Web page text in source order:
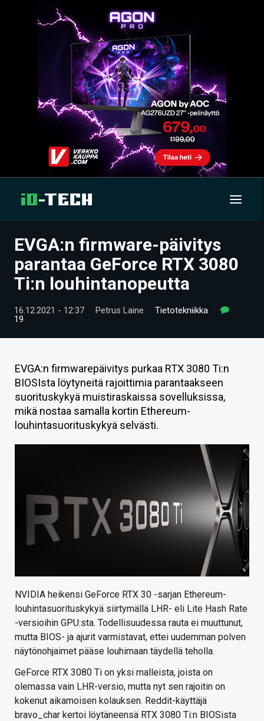
UUTISET
ARTIKKELIT
VIDEOT
HINTA.FI
KAUPPA
VAIHDA TEEMA
EVGA:n firmware-päivitys
parantaa GeForce RTX 3080
Ti:n louhintanopeutta
16.12.2021 - 12:37 Petrus Laine
Tietotekniikka
19
EVGA:n firmwarepäivitys purkaa RTX 3080 Ti:n
BIOSIsta löytyneitä rajoittimia parantaakseen
suorituskykyä muistiraskaissa sovelluksissa,
mikä nostaa samalla kortin Ethereum-
louhintasuorituskykyä selvästi.
NVIDIA heikensi GeForce RTX 30 -sarjan Ethereum-
louhintasuorituskykyä siirtymällä LHR- eli Lite Hash Rate
-versioihin GPU:sta. Todellisuudessa rauta ei muuttunut,
mutta BIOS- ja ajurit varmistavat, ettei uudemman polven
näytönohjaimet pääse louhimaan täydellä teholla.
GeForce RTX 3080 Ti on yksi malleista, joista on
olemassa vain LHR-versio, mutta nyt sen rajoitin on
kokenut aikamoisen kolauksen. Reddit-käyttäjä
bravo_char kertoi löytäneensä RTX 3080 Ti:n BIOSista